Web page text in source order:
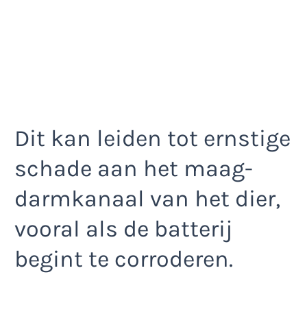
Dit kan leiden tot ernstige
schade aan het maag-
darmkanaal van het dier,
vooral als de batterij
begint te corroderen.